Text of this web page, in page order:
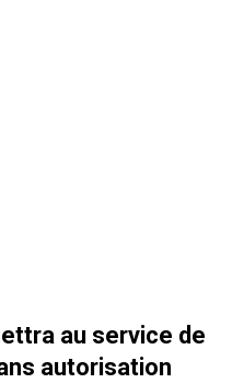
au service de
autorisation